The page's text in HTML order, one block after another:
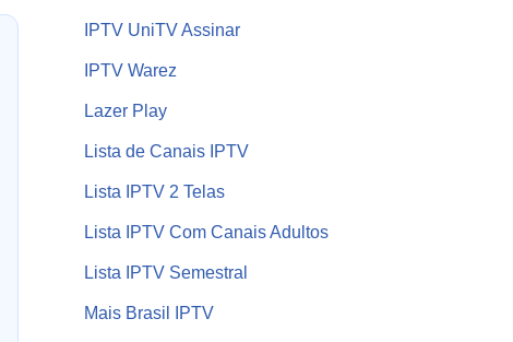
IPTV UniTV Assinar
IPTV Warez
Lazer Play
Lista de Canais IPTV
Lista IPTV 2 Telas
Lista IPTV Com Canais Adultos
Lista IPTV Semestral
Mais Brasil IPTV